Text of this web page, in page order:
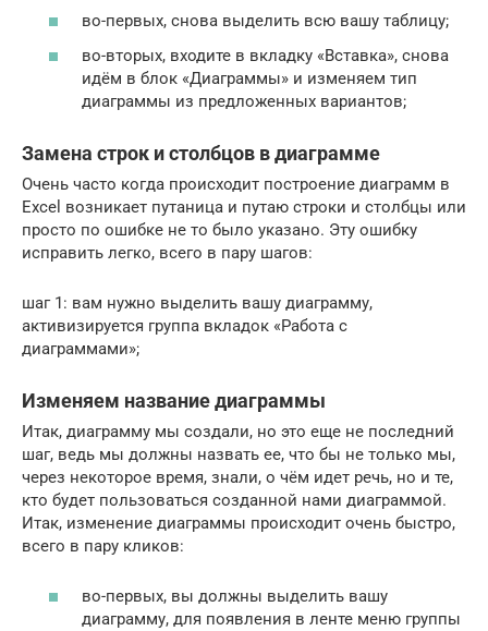
во-первых, снова выделить всю вашу таблицу;
во-вторых, входите в вкладку «Вставка», снова
идём в блок «Диаграммы» и изменяем тип
диаграммы из предложенных вариантов;
Замена строк и столбцов в диаграмме
Очень часто когда происходит построение диаграмм в
Excel возникает путаница и путаю строки и столбцы или
просто по ошибке не то было указано. Эту ошибку
исправить легко, всего в пару шагов:
шаг 1: вам нужно выделить вашу диаграмму,
активизируется группа вкладок «Работа с
диаграммами»;
Изменяем название диаграммы
Итак, диаграмму мы создали, но это еще не последний
шаг, ведь мы должны назвать ее, что бы не только мы,
через некоторое время, знали, о чём идет речь, но и те,
кто будет пользоваться созданной нами диаграммой.
Итак, изменение диаграммы происходит очень быстро,
всего в пару кликов:
во-первых, вы должны выделить вашу
диаграмму, для появления в ленте меню группы